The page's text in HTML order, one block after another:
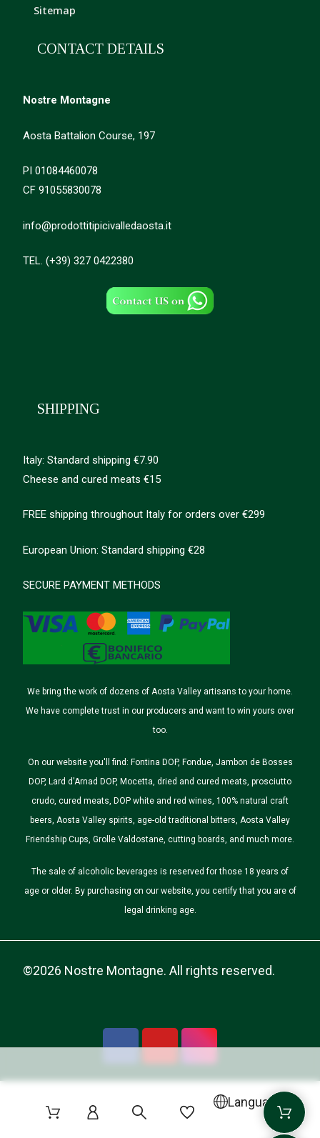
Sitemap
CONTACT DETAILS
Nostre Montagne
Aosta Battalion Course, 197
PI 01084460078
CF 91055830078
info@prodottitipicivalledaosta.it
TEL. (+39) 327 0422380
SHIPPING
Italy: Standard shipping €7.90
Cheese and cured meats €15
FREE shipping throughout Italy for orders over €299
European Union: Standard shipping €28
SECURE PAYMENT METHODS
We bring the work of dozens of Aosta Valley artisans to your home.
We have complete trust in our producers and want to win yours over
too.
On our website you'll find: Fontina DOP, Fondue, Jambon de Bosses
DOP, Lard d'Arnad DOP, Mocetta, dried and cured meats, prosciutto
crudo, cured meats, DOP white and red wines, 100% natural craft
beers, Aosta Valley spirits, age-old traditional bitters, Aosta Valley
Friendship Cups, Grolle Valdostane, cutting boards, and much more.
The sale of alcoholic beverages is reserved for those 18 years of
age or older. By purchasing on our website, you certify that you are of
legal drinking age.
©2026 Nostre Montagne. All rights reserved.
Language